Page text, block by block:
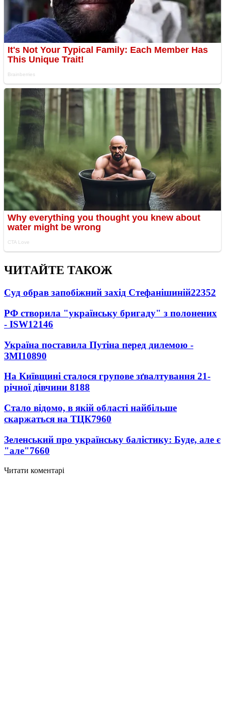
ЧИТАЙТЕ ТАКОЖ
Суд обрав запобіжний захід Стефанішиній22352
РФ створила "українську бригаду" з полонених
- ISW12146
Україна поставила Путіна перед дилемою -
ЗМІ10890
На Київщині сталося групове зґвалтування 21-
річної дівчини 8188
Стало відомо, в якій області найбільше
скаржаться на ТЦК7960
Зеленський про українську балістику: Буде, але є
"але"7660
Читати коментарі